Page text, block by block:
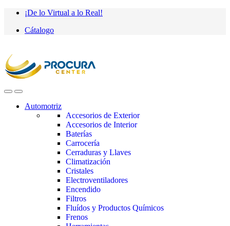
Saltar
navegación
saltar
contenido
¡De lo Virtual a lo Real!
Cátalogo
Automotriz
Accesorios de Exterior
Accesorios de Interior
Baterías
Carrocería
Cerraduras y Llaves
Climatización
Cristales
Electroventiladores
Encendido
Filtros
Fluídos y Productos Químicos
Frenos